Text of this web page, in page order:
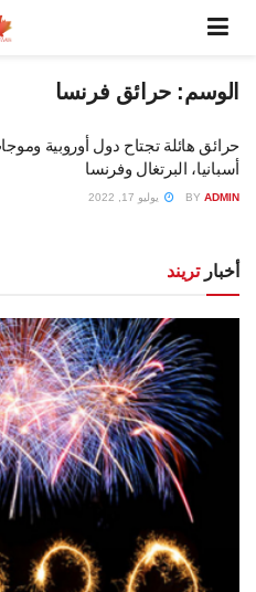
الوسم:حرائق فرنسا
حرائق هائلة تجتاح دول أوروبية
أسبانيا، البرتغال وفرنسا
BY ADMIN يوليو 17, 2022
أخبارتريند